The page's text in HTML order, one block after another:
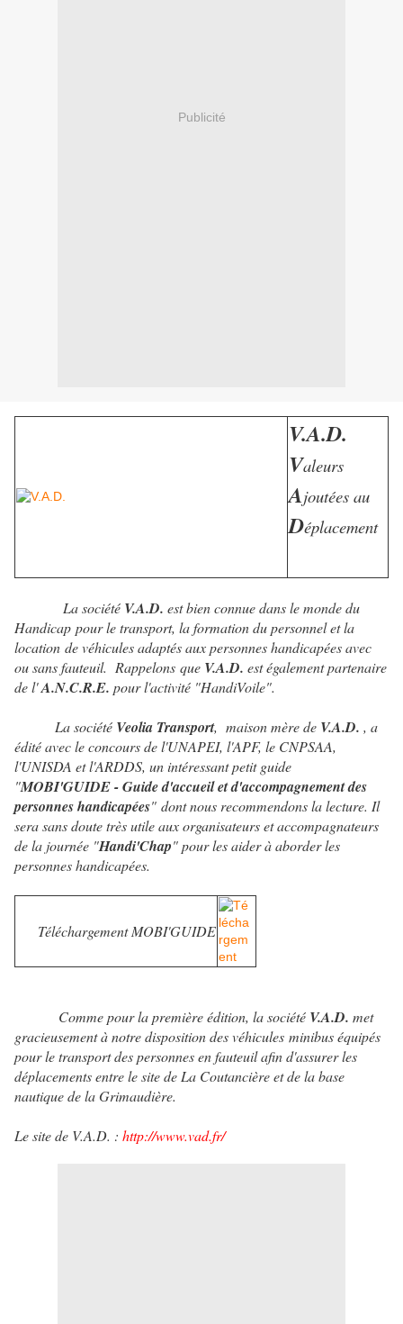
Publicité
V.A.D.
Valeurs
Ajoutées au
Déplacement
La société V.A.D. est bien connue dans le monde du
Handicap pour le transport, la formation du personnel et la
location de véhicules adaptés aux personnes handicapées avec
ou sans fauteuil. Rappelons que V.A.D. est également partenaire
de l'A.N.C.R.E. pour l'activité "HandiVoile".
La société Veolia Transport, maison mère de V.A.D. , a
édité avec le concours de l'UNAPEI, l'APF, le CNPSAA,
l'UNISDA et l'ARDDS, un intéressant petit guide
"MOBI'GUIDE - Guide d'accueil et d'accompagnement des
personnes handicapées" dont nous recommendons la lecture. Il
sera sans doute très utile aux organisateurs et accompagnateurs
de la journée "Handi'Chap" pour les aider à aborder les
personnes handicapées.
Téléchargement MOBI'GUIDE
Comme pour la première édition, la société V.A.D. met
gracieusement à notre disposition des véhicules minibus équipés
pour le transport des personnes en fauteuil afin d'assurer les
déplacements entre le site de La Coutancière et de la base
nautique de la Grimaudière.
Le site de V.A.D. : http://www.vad.fr/